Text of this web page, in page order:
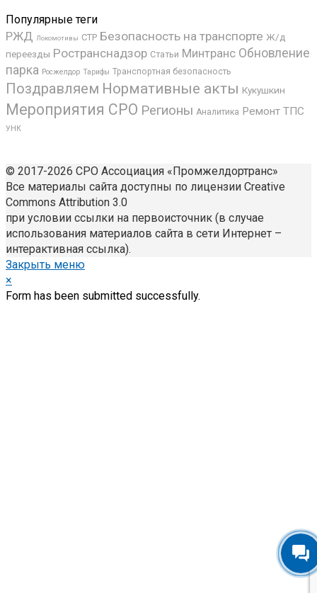
Популярные теги
РЖД Локомотивы СТР Безопасность на транспорте Ж/д
переезды Ространснадзор Статьи Минтранс Обновление
парка Росжелдор Тарифы Транспортная безопасность
Поздравляем Нормативные акты Кукушкин
Мероприятия СРО Регионы Аналитика Ремонт ТПС
УНК
© 2017-2026 СРО Ассоциация «Промжелдортранс»
Все материалы сайта доступны по лицензии Creative
Commons Attribution 3.0
при условии ссылки на первоисточник (в случае
использования материалов сайта в сети Интернет –
интерактивная ссылка).
Закрыть меню
×
Form has been submitted successfully.